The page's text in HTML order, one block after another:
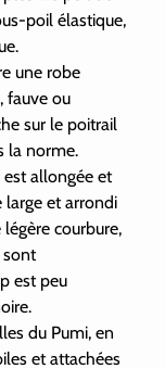
poil élastique,
une robe
fauve ou
sur le poitrail
la norme.
est allongée et
large et arrondi
courbure,
sont
est peu
du Pumi, en
et attachées